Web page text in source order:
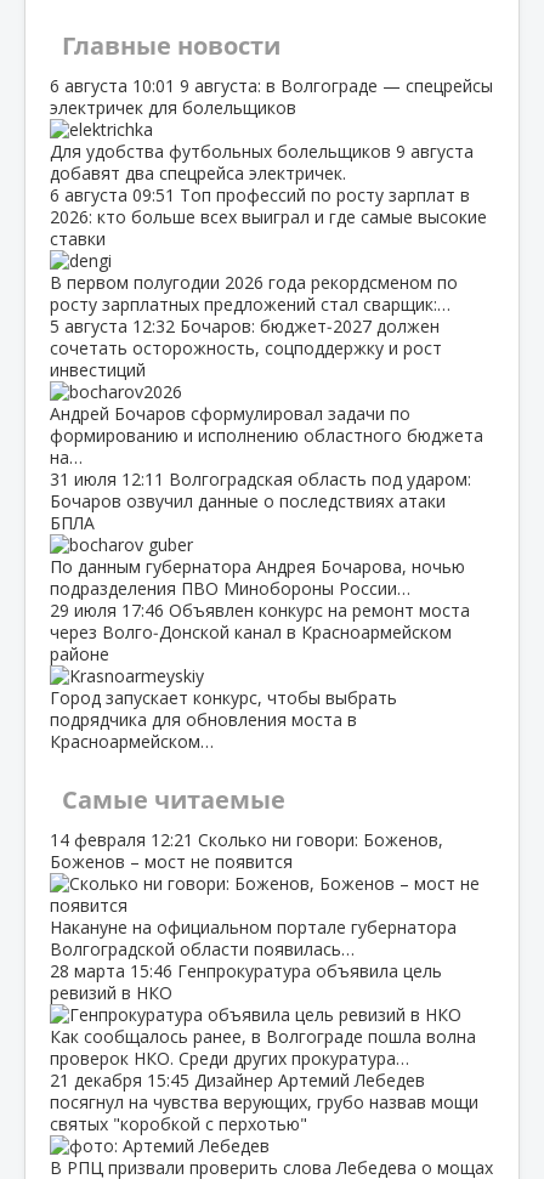
Главные новости
6 августа 10:01 9 августа: в Волгограде — спецрейсы
электричек для болельщиков
Для удобства футбольных болельщиков 9 августа
добавят два спецрейса электричек.
6 августа 09:51 Топ профессий по росту зарплат в
2026: кто больше всех выиграл и где самые высокие
ставки
В первом полугодии 2026 года рекордсменом по
росту зарплатных предложений стал сварщик:…
5 августа 12:32 Бочаров: бюджет‑2027 должен
сочетать осторожность, соцподдержку и рост
инвестиций
Андрей Бочаров сформулировал задачи по
формированию и исполнению областного бюджета
на…
31 июля 12:11 Волгоградская область под ударом:
Бочаров озвучил данные о последствиях атаки
БПЛА
По данным губернатора Андрея Бочарова, ночью
подразделения ПВО Минобороны России…
29 июля 17:46 Объявлен конкурс на ремонт моста
через Волго‑Донской канал в Красноармейском
районе
Город запускает конкурс, чтобы выбрать
подрядчика для обновления моста в
Красноармейском…
Самые читаемые
14 февраля 12:21 Сколько ни говори: Боженов,
Боженов – мост не появится
Накануне на официальном портале губернатора
Волгоградской области появилась…
28 марта 15:46 Генпрокуратура объявила цель
ревизий в НКО
Как сообщалось ранее, в Волгограде пошла волна
проверок НКО. Среди других прокуратура…
21 декабря 15:45 Дизайнер Артемий Лебедев
посягнул на чувства верующих, грубо назвав мощи
святых "коробкой с перхотью"
В РПЦ призвали проверить слова Лебедева о мощах